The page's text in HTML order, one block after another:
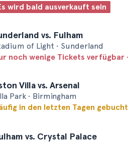
wird bald ausverkauft sein
vs. Fulham
of Light • Sunderland
noch wenige Tickets verfügbar
Villa vs. Arsenal
Park • Birmingham
in den letzten Tagen gebucht
vs. Crystal Palace